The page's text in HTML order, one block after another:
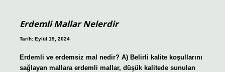
Erdemli Mallar Nelerdir
Tarih: Eylül 19, 2024
Erdemli ve erdemsiz mal nedir? A) Belirli kalite koşullarını
sağlayan mallara erdemli mallar, düşük kalitede sunulan